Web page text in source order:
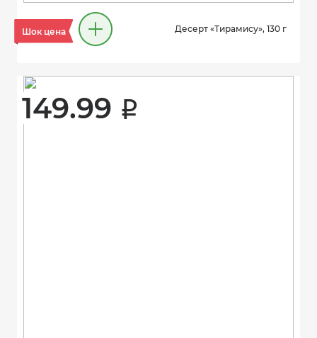
Шок цена Десерт «Тирамису», 130 г
149.99 i